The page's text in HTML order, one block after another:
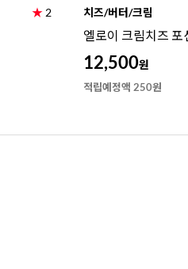
★ 2 치즈/버터/크림
엘로이 크림치즈 포
12,500원
적립예정액 250원